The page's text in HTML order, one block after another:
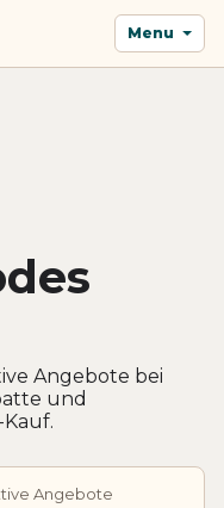
Menu
Angebote bei
und
Angebote